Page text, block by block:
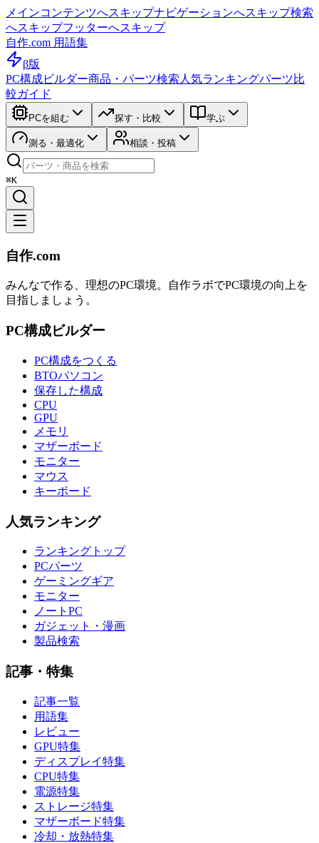
メインコンテンツへスキップナビゲーションへスキップ検索
へスキップフッターへスキップ
自作.com 用語集
β版
PC構成ビルダー商品・パーツ検索 人気ランキングパーツ比
較ガイド
PCを組む 探す・比較 学ぶ
測る・最適化 相談・投稿
⌘K
自作.com
みんなで作る、理想のPC環境。 自作ラボでPC環境の向上を
目指しましょう。
PC構成ビルダー
PC構成をつくる
BTOパソコン
保存した構成
CPU
GPU
メモリ
マザーボード
モニター
マウス
キーボード
人気ランキング
ランキングトップ
PCパーツ
ゲーミングギア
モニター
ノートPC
ガジェット・漫画
製品検索
記事・特集
記事一覧
用語集
レビュー
GPU特集
ディスプレイ特集
CPU特集
電源特集
ストレージ特集
マザーボード特集
冷却・放熱特集